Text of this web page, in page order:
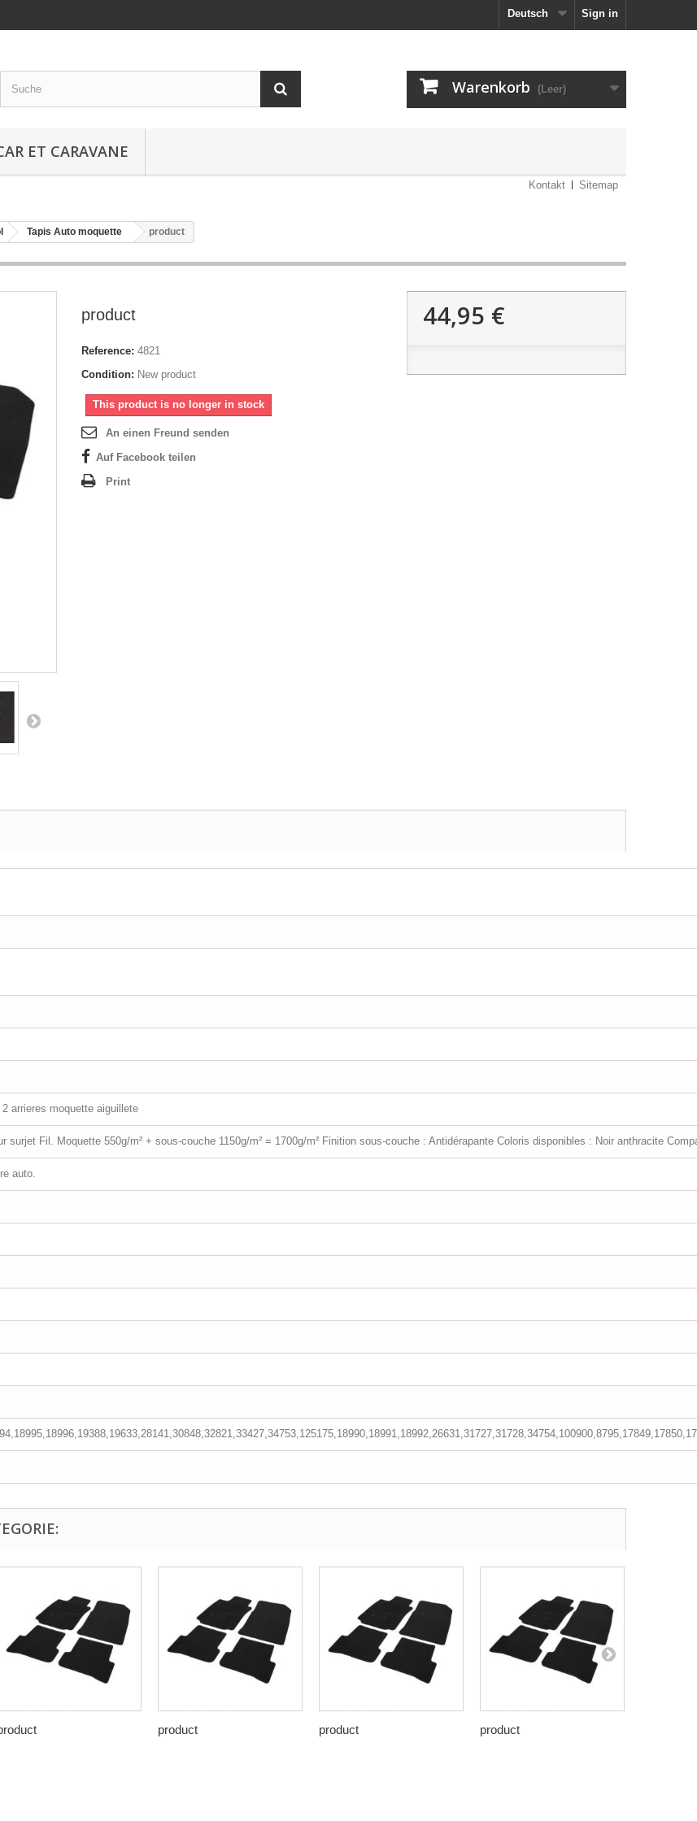
Sign in
Deutsch
Warenkorb (Leer)
ET CARAVANE
Kontakt Sitemap
Tapis Auto moquette product
product
Reference: 4821
Condition: New product
This product is no longer in stock
An einen Freund senden
Auf Facebook teilen
Print
44,95 €
arrieres moquette aiguillete
surjet Fil. Moquette 550g/m² + sous-couche 1150g/m² = 1700g/m² Finition sous-couche : Antidérapante Coloris disponibles : Noir anthracite
auto.
product product product